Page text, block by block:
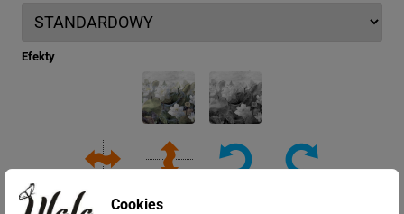
Efekty
Cookies